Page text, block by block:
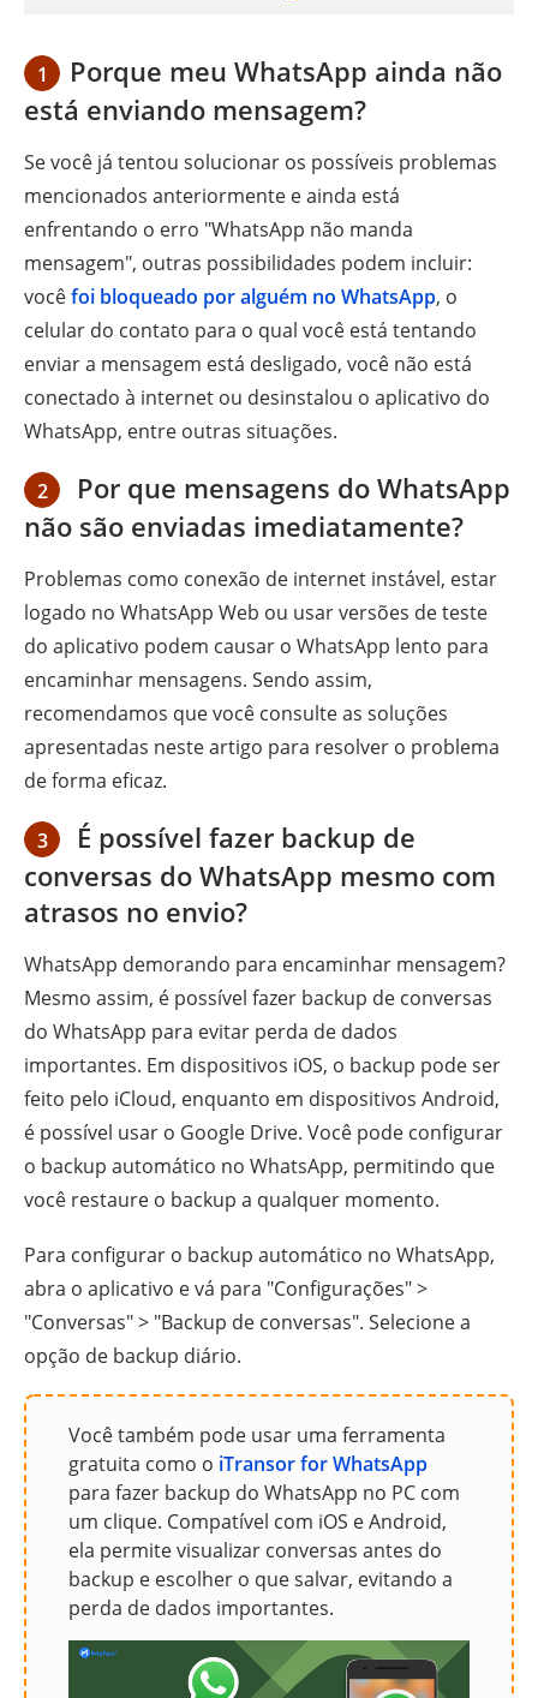
1
Porque meu WhatsApp ainda não
está enviando mensagem?
Se você já tentou solucionar os possíveis problemas
mencionados anteriormente e ainda está
enfrentando o erro "WhatsApp não manda
mensagem", outras possibilidades podem incluir:
vocêfoi bloqueado por alguém no WhatsApp, o
celular do contato para o qual você está tentando
enviar a mensagem está desligado, você não está
conectado à internet ou desinstalou o aplicativo do
WhatsApp, entre outras situações.
2
Por que mensagens do WhatsApp
não são enviadas imediatamente?
Problemas como conexão de internet instável, estar
logado no WhatsApp Web ou usar versões de teste
do aplicativo podem causar o WhatsApp lento para
encaminhar mensagens. Sendo assim,
recomendamos que você consulte as soluções
apresentadas neste artigo para resolver o problema
de forma eficaz.
3
É possível fazer backup de
conversas do WhatsApp mesmo com
atrasos no envio?
WhatsApp demorando para encaminhar mensagem?
Mesmo assim, é possível fazer backup de conversas
do WhatsApp para evitar perda de dados
importantes. Em dispositivos iOS, o backup pode ser
feito pelo iCloud, enquanto em dispositivos Android,
é possível usar o Google Drive. Você pode configurar
o backup automático no WhatsApp, permitindo que
você restaure o backup a qualquer momento.
Para configurar o backup automático no WhatsApp,
abra o aplicativo e vá para "Configurações" >
"Conversas" > "Backup de conversas". Selecione a
opção de backup diário.
Você também pode usar uma ferramenta
gratuita como o iTransor for WhatsApp
para fazer backup do WhatsApp no PC com
um clique. Compatível com iOS e Android,
ela permite visualizar conversas antes do
backup e escolher o que salvar, evitando a
perda de dados importantes.